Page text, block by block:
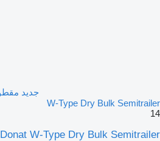
W-Type Dry Bulk Semitrailer
14
Donat W-Type Dry Bulk Semitrailer